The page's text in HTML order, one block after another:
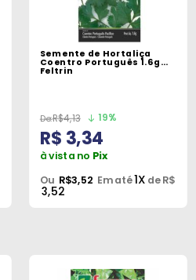
Semente de Hortaliça
Coentro Português 1.6g
Feltrin
R$4,13 19%
R$ 3,34
à vista no Pix
Ou R$3,52 Em até1X de R$
3,52